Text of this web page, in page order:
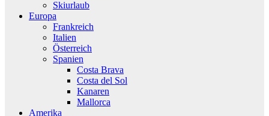
Skiurlaub
Europa
Frankreich
Italien
Österreich
Spanien
Costa Brava
Costa del Sol
Kanaren
Mallorca
Amerika